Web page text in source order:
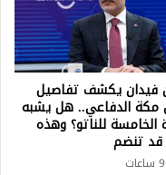
فيدان يكشف تفاصيل
مكة الدفاعي.. هل يشبه
الخامسة للناتو؟ وهذه
قد تنضم